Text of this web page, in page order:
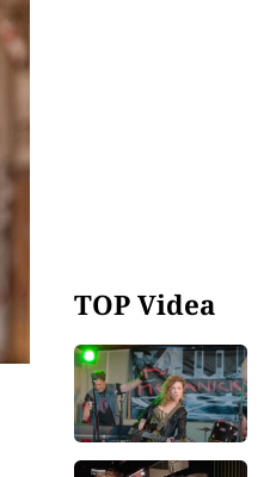
TOP Videa